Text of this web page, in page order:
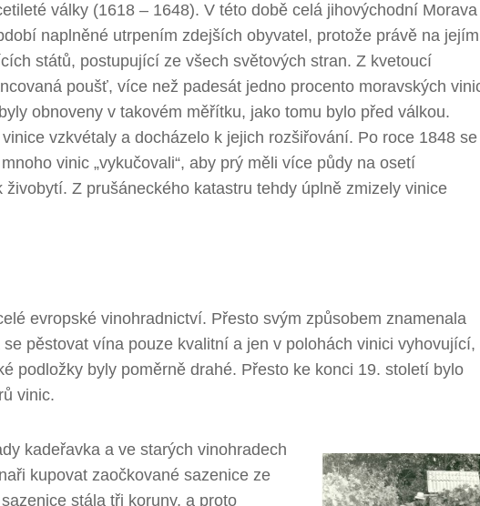
války (1618 – 1648). V této době celá jihovýchodní Morava
naplněné utrpením zdejších obyvatel, protože právě na jejím
států, postupující ze všech světových stran. Z kvetoucí
poušť, více než padesát jedno procento moravských
obnoveny v takovém měřítku, jako tomu bylo před válkou.
vzkvétaly a docházelo k jejich rozšiřování. Po roce 1848 se
vinic „vykučovali“, aby prý měli více půdy na osetí
Z prušáneckého katastru tehdy úplně zmizely vinice
evropské vinohradnictví. Přesto svým způsobem znamenala
pěstovat vína pouze kvalitní a jen v polohách vinici vyhovující,
podložky byly poměrně drahé. Přesto ke konci 19. století bylo
vinic.
kadeřavka a ve starých vinohradech
kupovat zaočkované sazenice ze
stála tři koruny, a proto